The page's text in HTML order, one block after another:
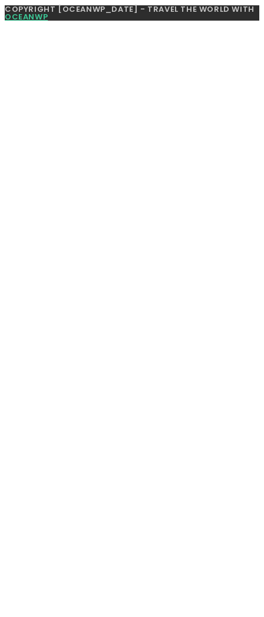
COPYRIGHT [OCEANWP_DATE] - TRAVEL THE WORLD WITH
OCEANWP